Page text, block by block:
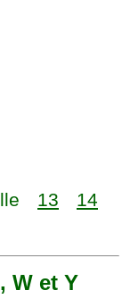
13
14
W et Y